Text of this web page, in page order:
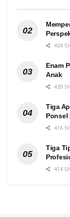
424
Enam
Anak
420
Tiga
Ponsel
416
Tiga
414